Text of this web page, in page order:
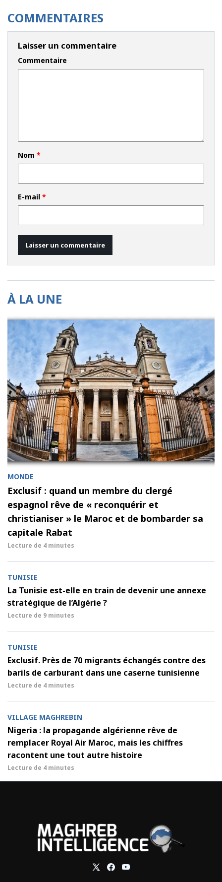
COMMENTAIRES
Laisser un commentaire
Commentaire
Nom *
E-mail *
À LA UNE
MONDE
Exclusif : quand un membre du clergé
espagnol rêve de « reconquérir et
christianiser » le Maroc et de bombarder sa
capitale Rabat
Lecture de 4 minutes
TUNISIE
La Tunisie est-elle en train de devenir une annexe
stratégique de l’Algérie ?
Lecture de 9 minutes
TUNISIE
Exclusif. Près de 70 migrants échangés contre des
barils de carburant dans une caserne tunisienne
Lecture de 4 minutes
VILLAGE MAGHREBIN
Nigeria : la propagande algérienne rêve de
remplacer Royal Air Maroc, mais les chiffres
racontent une tout autre histoire
Lecture de 4 minutes